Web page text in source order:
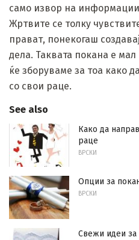
само извор на информации
Жртвите се толку
прават, понекогаш
дела. Таквата покана е
ќе зборуваме за тоа како
со свои раце.
See also
Како да
раце
ВРСКИ
Опции за
ВРСКИ
Свежи идеи